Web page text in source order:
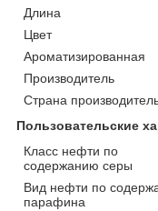
Длина
Цвет
Ароматизированная
Производитель
Страна
Пользовательские
Класс нефти по
содержанию серы
Вид нефти по
парафина